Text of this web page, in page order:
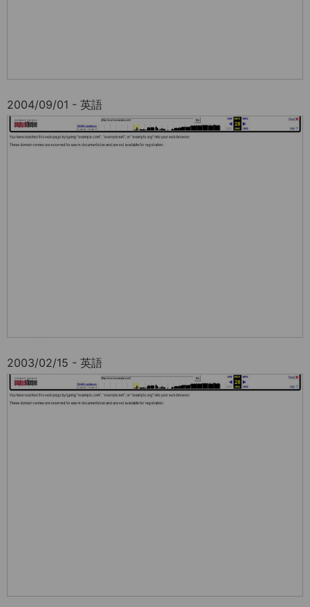
2004/09/01 - 英語
2003/02/15 - 英語